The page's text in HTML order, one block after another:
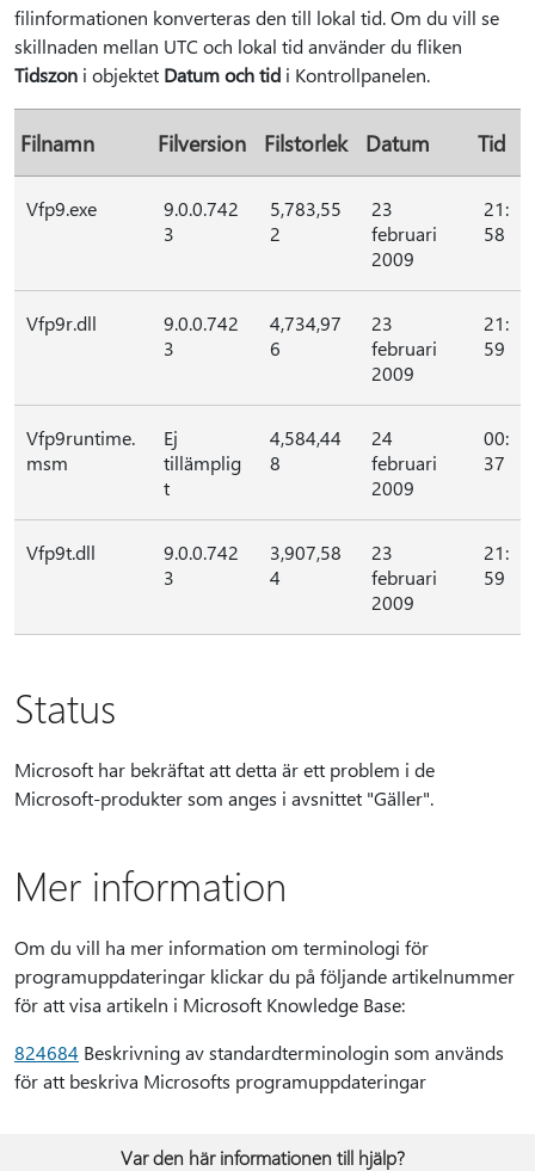
filinformationen konverteras den till lokal tid. Om du vill se
skillnaden mellan UTC och lokal tid använder du fliken
Tidszon i objektet Datum och tid i Kontrollpanelen.
Filnamn Filversion Filstorlek Datum Tid
Vfp9.exe
9.0.0.742
3
5,783,55
2
23
februari
2009
21:
58
Vfp9r.dll
9.0.0.742
3
4,734,97
6
23
februari
2009
21:
59
Vfp9runtime.
msm
Ej
tillämplig
t
4,584,44
8
24
februari
2009
00:
37
Vfp9t.dll
9.0.0.742
3
3,907,58
4
23
februari
2009
21:
59
Status
Microsoft har bekräftat att detta är ett problem i de
Microsoft-produkter som anges i avsnittet "Gäller".
Mer information
Om du vill ha mer information om terminologi för
programuppdateringar klickar du på följande artikelnummer
för att visa artikeln i Microsoft Knowledge Base:
824684 Beskrivning av standardterminologin som används
för att beskriva Microsofts programuppdateringar
Var den här informationen till hjälp?